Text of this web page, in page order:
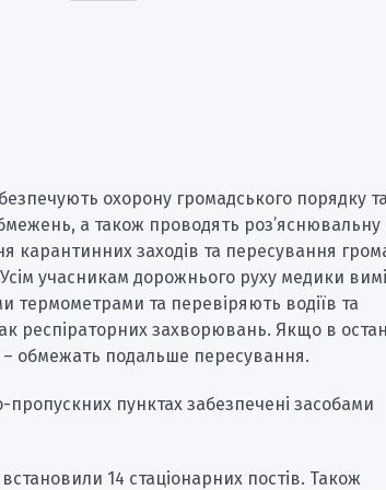
охорону громадського порядку та
а також проводять роз’яснювальну
карантинних заходів та пересування
учасникам дорожнього руху медики
термометрами та перевіряють водіїв та
респіраторних захворювань. Якщо в
– обмежать подальше пересування.
пропускних пунктах забезпечені засобами
14 стаціонарних постів. Також